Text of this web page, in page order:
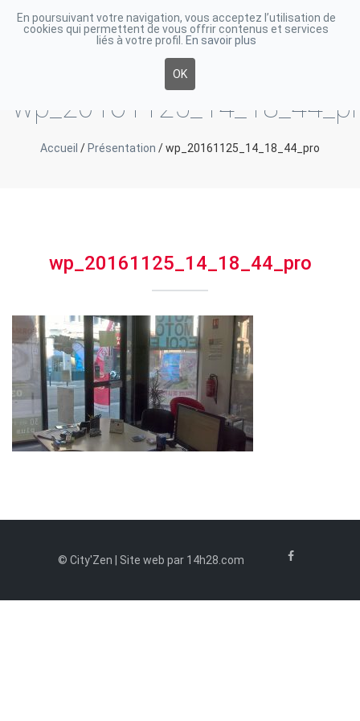
Toggle
Accueil / Présentation /wp_20161125_14_18_44_pro
wp_20161125_14_18_44_pro
© City'Zen | Site web par 14h28.com
En poursuivant votre navigation, vous acceptez l’utilisation de
cookies qui permettent de vous offrir contenus et services
liés à votre profil.
En savoir plus
OK